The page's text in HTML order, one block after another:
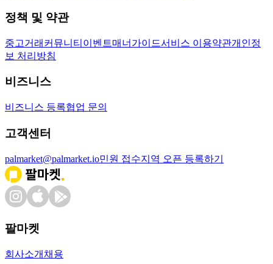
정책 및 약관
중고거래 커뮤니티 이벤트매너가이드서비스 이용약관개인정
보 처리방침
비즈니스
비즈니스 등록협업 문의
고객센터
palmarket@palmarket.io민원 접수지역 오픈 등록하기
팔마켓
회사소개 채용